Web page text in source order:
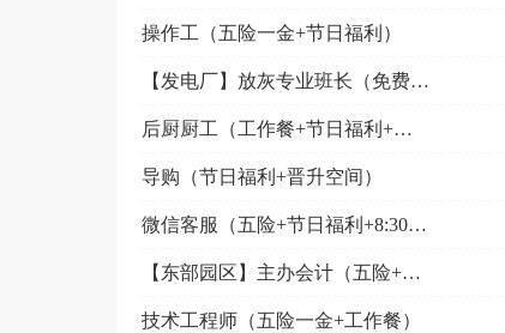
操作工（五险一金+节日福利）
【发电厂】放灰专业班长（免费培训+节日福利）
后厨厨工（工作餐+节日福利+免费培训）
导购（节日福利+晋升空间）
微信客服（五险+节日福利+8:30~17:30）
【东部园区】主办会计（五险+早八晚五+工作餐）
技术工程师（五险一金+工作餐）